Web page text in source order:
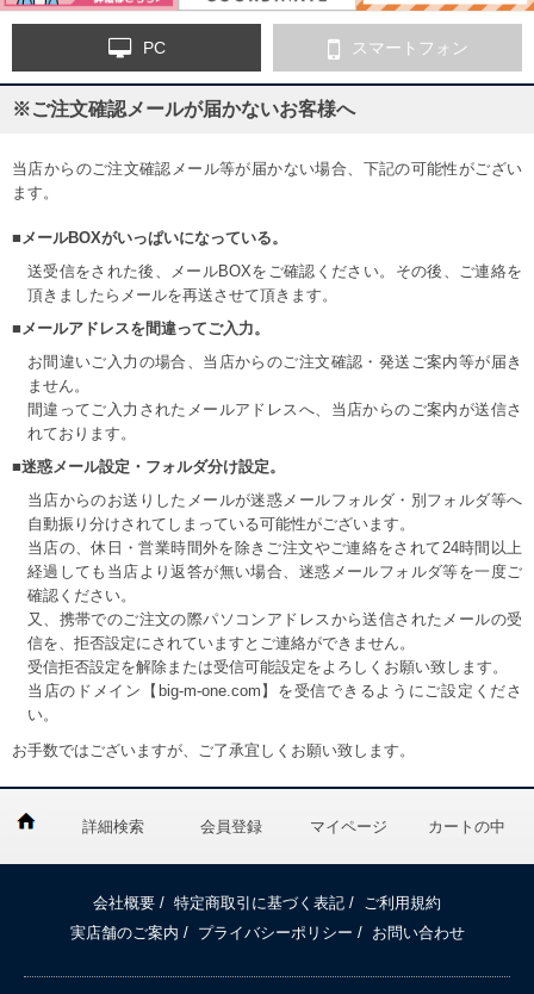
PC スマートフォン
※ご注文確認メールが届かないお客様へ
当店からのご注文確認メール等が届かない場合、下記の可能性がござい
ます。
■メールBOXがいっぱいになっている。
送受信をされた後、メールBOXをご確認ください。その後、ご連絡を
頂きましたらメールを再送させて頂きます。
■メールアドレスを間違ってご入力。
お間違いご入力の場合、当店からのご注文確認・発送ご案内等が届き
ません。
間違ってご入力されたメールアドレスへ、当店からのご案内が送信さ
れております。
■迷惑メール設定・フォルダ分け設定。
当店からのお送りしたメールが迷惑メールフォルダ・別フォルダ等へ
自動振り分けされてしまっている可能性がございます。
当店の、休日・営業時間外を除きご注文やご連絡をされて24時間以上
経過しても当店より返答が無い場合、迷惑メールフォルダ等を一度ご
確認ください。
又、携帯でのご注文の際パソコンアドレスから送信されたメールの受
信を、拒否設定にされていますとご連絡ができません。
受信拒否設定を解除または受信可能設定をよろしくお願い致します。
当店のドメイン【big-m-one.com】を受信できるようにご設定くださ
い。
お手数ではございますが、ご了承宜しくお願い致します。
詳細検索 会員登録 マイページ カートの中
会社概要 / 特定商取引に基づく表記 /
ご利用規約
実店舗のご案内 / プライバシーポリシー / お問い合わせ